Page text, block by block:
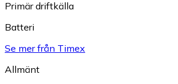
Primär driftkälla
Batteri
Se mer från Timex
Allmänt